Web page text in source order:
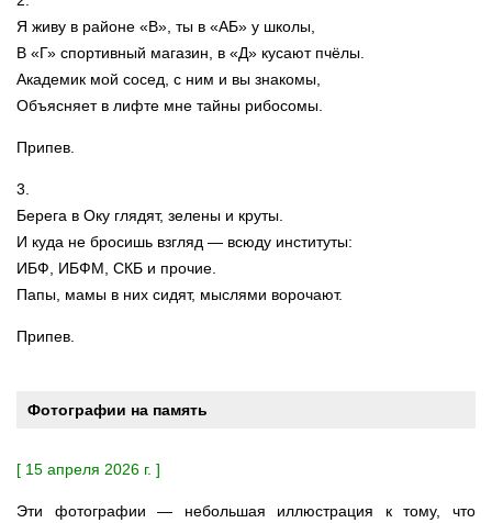
Я живу в районе «В», ты в «АБ» у школы,
В «Г» спортивный магазин, в «Д» кусают пчёлы.
Академик мой сосед, с ним и вы знакомы,
Объясняет в лифте мне тайны рибосомы.
Припев.
3.
Берега в Оку глядят, зелены и круты.
И куда не бросишь взгляд — всюду институты:
ИБФ, ИБФМ, СКБ и прочие.
Папы, мамы в них сидят, мыслями ворочают.
Припев.
Фотографии на память
[ 15 апреля 2026 г. ]
Эти фотографии — небольшая иллюстрация к тому, что